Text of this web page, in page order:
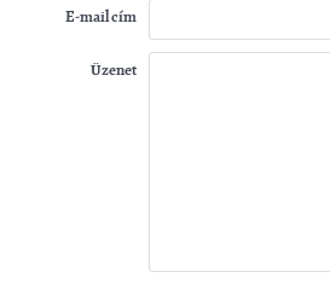
E-mail cím
Üzenet